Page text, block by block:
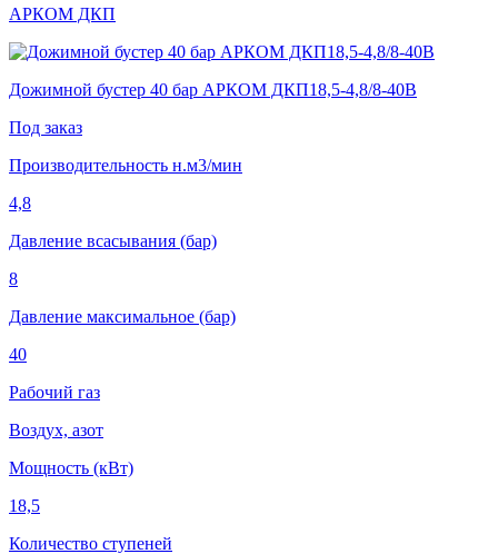
АРКОМ ДКП
Дожимной бустер 40 бар АРКОМ ДКП18,5-4,8/8-40В
Под заказ
Производительность н.м3/мин
4,8
Давление всасывания (бар)
8
Давление максимальное (бар)
40
Рабочий газ
Воздух, азот
Мощность (кВт)
18,5
Количество ступеней